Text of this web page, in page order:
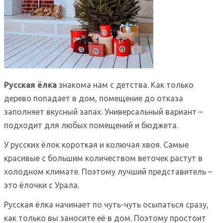
Русская ёлка знакома нам с детства. Как только
дерево попадает в дом, помещение до отказа
заполняет вкусный запах. Универсальный вариант –
подходит для любых помещений и бюджета.
У русских ёлок короткая и колючая хвоя. Самые
красивые с большим количеством веточек растут в
холодном климате. Поэтому лучший представитель –
это ёлочки с Урала.
Русская ёлка начинает по чуть-чуть осыпаться сразу,
как только вы заносите её в дом. Поэтому простоит